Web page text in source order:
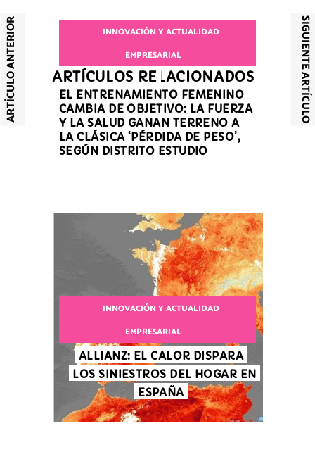
ARTÍCULO ANTERIOR SIGUIENTE ARTÍCULO
ARTÍCULOS RELACIONADOS
INNOVACIÓN Y ACTUALIDAD
EMPRESARIAL
EL ENTRENAMIENTO FEMENINO
CAMBIA DE OBJETIVO: LA FUERZA
Y LA SALUD GANAN TERRENO A
LA CLÁSICA ‘PÉRDIDA DE PESO’,
SEGÚN DISTRITO ESTUDIO
INNOVACIÓN Y ACTUALIDAD
EMPRESARIAL
ALLIANZ: EL CALOR DISPARA
LOS SINIESTROS DEL HOGAR EN
ESPAÑA